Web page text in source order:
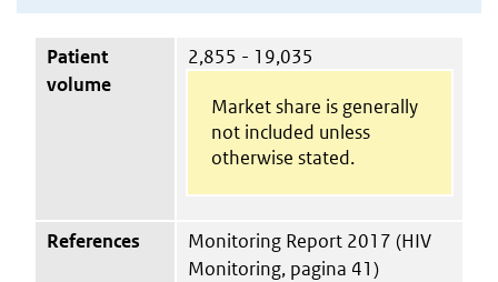
Patient
volume
2,855 - 19,035
Market share is generally
not included unless
otherwise stated.
References
Monitoring Report 2017 (HIV
Monitoring, pagina 41)